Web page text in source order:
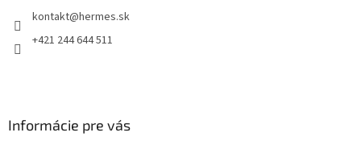
kontakt@hermes.sk
+421 244 644 511
Informácie pre vás